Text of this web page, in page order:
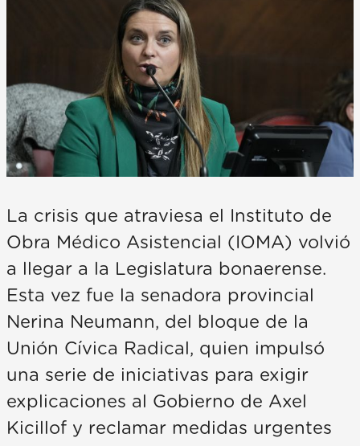
La crisis que atraviesa el Instituto de
Obra Médico Asistencial (IOMA) volvió
a llegar a la Legislatura bonaerense.
Esta vez fue la senadora provincial
Nerina Neumann, del bloque de la
Unión Cívica Radical, quien impulsó
una serie de iniciativas para exigir
explicaciones al Gobierno de Axel
Kicillof y reclamar medidas urgentes